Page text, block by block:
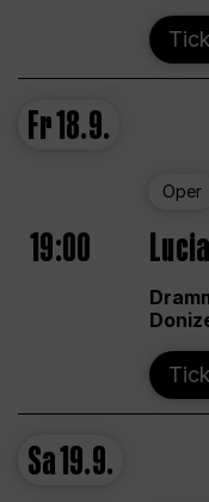
Fr18.9.
Oper
19:00
Sa19.9.